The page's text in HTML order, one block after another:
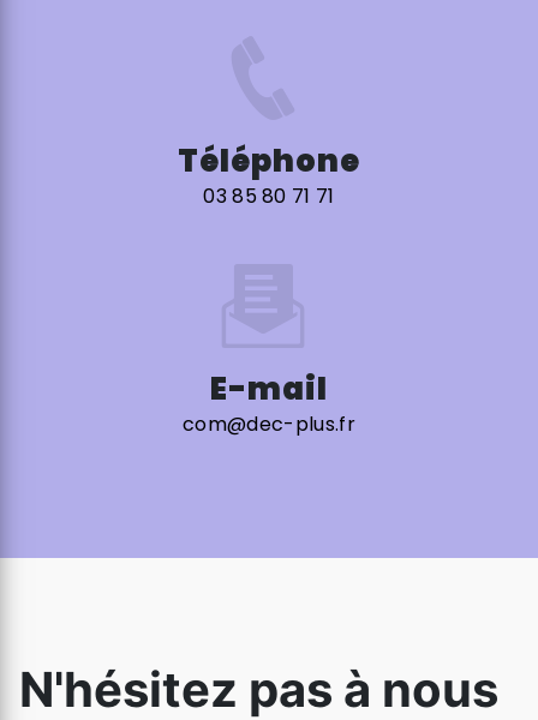
Téléphone
03 85 80 71 71
E-mail
com@dec-plus.fr
N'hésitez pas à nous